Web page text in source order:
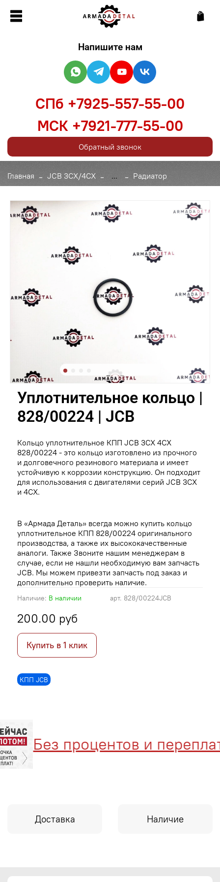
Главная JCB 3CX/4CX ... Радиатор
арт. 828/00224JCB
Наличие: В наличии
КПП JCB
Уплотнительное кольцо |
828/00224 | JCB
200.00 руб
Купить в 1 клик
Кольцо уплотнительное КПП JCB 3CX 4CX
828/00224 - это кольцо изготовлено из прочного
и долговечного резинового материала и имеет
устойчивую к коррозии конструкцию. Он подходит
для использования с двигателями серий JCB 3CX
и 4CX.
В «Армада Деталь» всегда можно купить кольцо
уплотнительное КПП 828/00224 оригинального
производства, а также их высококачественные
аналоги. Также Звоните нашим менеджерам в
случае, если не нашли необходимую вам запчасть
JCB. Мы можем привезти запчасть под заказ и
дополнительно проверить наличие.
Без процентов и переплат
Доставка Наличие
Напишите нам
СПб +7925-557-55-00
МСК +7921-777-55-00
Обратный звонок